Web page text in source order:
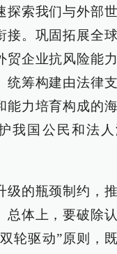
探索我们与外部
接。巩固拓展全
贸企业抗风险能
统筹构建由法律
能力培育构成的
我国公民和法
级的瓶颈制约，
总体上，要破除
轮驱动”原则，